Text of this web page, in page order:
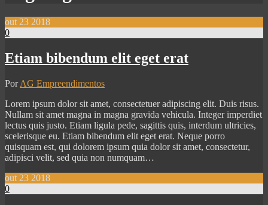
out 23 2018
0
Etiam bibendum elit eget erat
Por AG Empreendimentos
Lorem ipsum dolor sit amet, consectetuer adipiscing elit. Duis risus.
Nullam sit amet magna in magna gravida vehicula. Integer imperdiet
lectus quis justo. Etiam ligula pede, sagittis quis, interdum ultricies,
scelerisque eu. Etiam bibendum elit eget erat. Neque porro
quisquam est, qui dolorem ipsum quia dolor sit amet, consectetur,
adipisci velit, sed quia non numquam…
out 23 2018
0